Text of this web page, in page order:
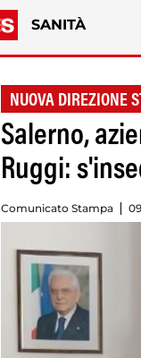
SANITÀ
NUOVA DIREZIONE
Salerno,
Ruggi:
Comunicato Stampa